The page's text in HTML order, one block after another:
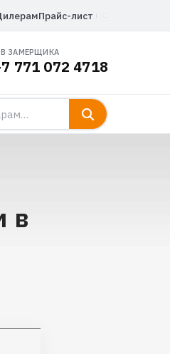
Прайс-лист
ЗАМЕРЩИКА
771 072 4718
в